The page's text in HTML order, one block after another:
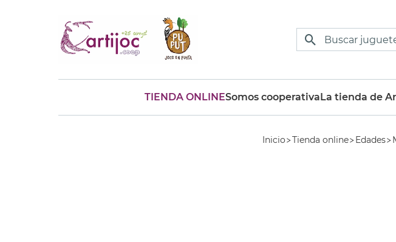
TIENDA ONLINESomos cooperativaLa tienda de
Inicio Tienda online Edades